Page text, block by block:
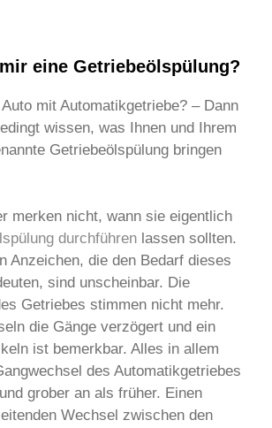
eine Getriebeölspülung?
mit Automatikgetriebe? – Dann
wissen, was Ihnen und Ihrem
Getriebeölspülung bringen
merken nicht, wann sie eigentlich
durchführen lassen sollten.
Anzeichen, die den Bedarf dieses
sind unscheinbar. Die
Getriebes stimmen nicht mehr.
die Gänge verzögert und ein
ist bemerkbar. Alles in allem
des Automatikgetriebes
grober an als früher. Einen
Wechsel zwischen den